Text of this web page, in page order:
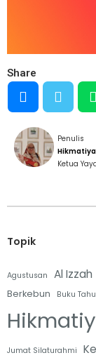
Share
Penulis
Ketua
Topik
Agustusan Al Izzah
Berkebun Buku
Jumat Silaturahmi